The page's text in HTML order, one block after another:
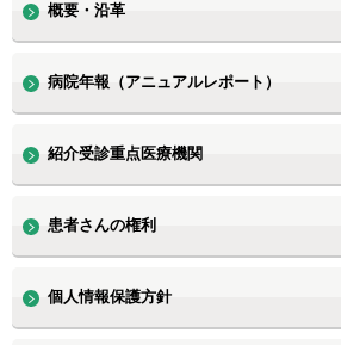
概要・沿革
病院年報（アニュアルレポート）
紹介受診重点医療機関
患者さんの権利
個人情報保護方針